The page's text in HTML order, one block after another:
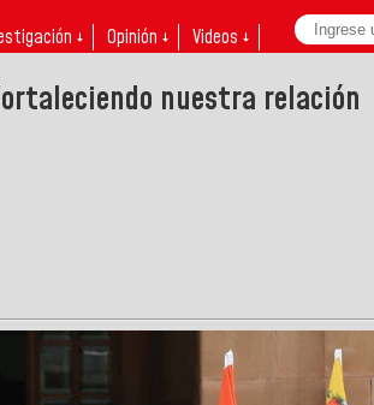
↓ Opinión ↓ Videos ↓
nuestra relación